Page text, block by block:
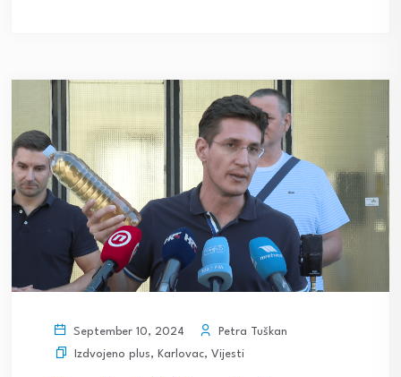
September 10, 2024
Petra Tuškan
Izdvojeno plus, Karlovac, Vijesti